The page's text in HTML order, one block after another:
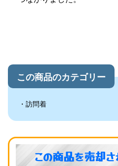
この商品のカテゴリー
訪問着
この商品を売却